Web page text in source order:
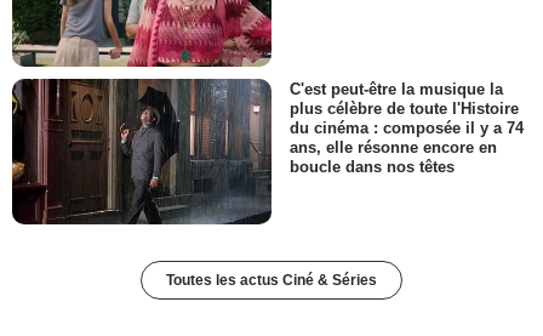
C'est peut-être la musique la
plus célèbre de toute l'Histoire
du cinéma : composée il y a 74
ans, elle résonne encore en
boucle dans nos têtes
Toutes les actus Ciné & Séries